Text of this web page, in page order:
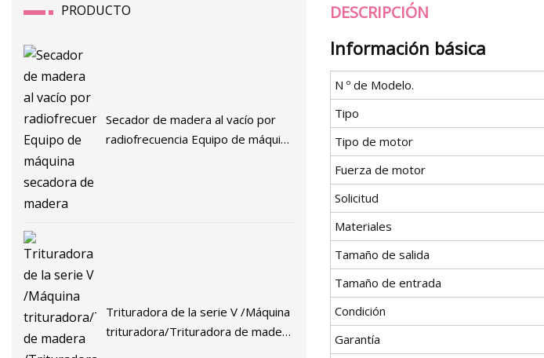
PRODUCTO
Secador de madera al vacío por
radiofrecuencia Equipo de máquina
Trituradora de la serie V /Máquina
trituradora/Trituradora de madera
DESCRIPCIÓN
Información básica
N º de Modelo.
Tipo
Tipo de motor
Fuerza de motor
Solicitud
Materiales
Tamaño de salida
Tamaño de entrada
Condición
Garantía